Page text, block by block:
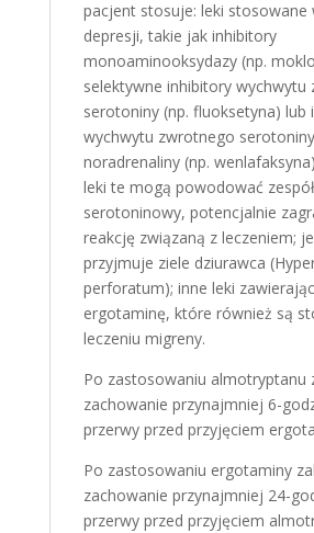
pacjent stosuje: leki stosowane
depresji, takie jak inhibitory
monoaminooksydazy (np.
selektywne inhibitory wychwytu
serotoniny (np. fluoksetyna) lub
wychwytu zwrotnego
noradrenaliny (np.
leki te mogą powodować zespół
serotoninowy, potencjalnie
reakcję związaną z leczeniem;
przyjmuje ziele dziurawca
perforatum); inne leki
ergotaminę, które również są
leczeniu migreny.
Po zastosowaniu almotryptanu
zachowanie przynajmniej 6-
przerwy przed przyjęciem
Po zastosowaniu ergotaminy
zachowanie przynajmniej 24-
przerwy przed przyjęciem